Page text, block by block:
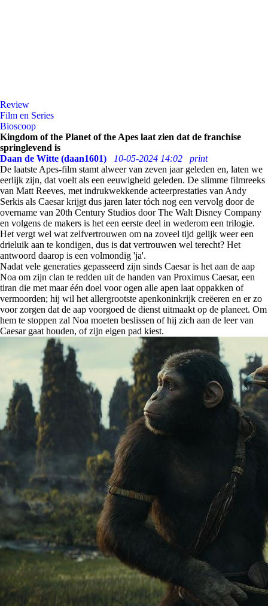
Review
Film en Series
Bioscoop
Kingdom of the Planet of the Apes laat zien dat de franchise
springlevend is
Daan de Witte (daan1601)
10-05-2024 14:02
print
De laatste Apes-film stamt alweer van zeven jaar geleden en, laten we
eerlijk zijn, dat voelt als een eeuwigheid geleden. De slimme filmreeks
van Matt Reeves, met indrukwekkende acteerprestaties van Andy
Serkis als Caesar krijgt dus jaren later tóch nog een vervolg door de
overname van 20th Century Studios door The Walt Disney Company
en volgens de makers is het een eerste deel in wederom een trilogie.
Het vergt wel wat zelfvertrouwen om na zoveel tijd gelijk weer een
drieluik aan te kondigen, dus is dat vertrouwen wel terecht? Het
antwoord daarop is een volmondig 'ja'.
Nadat vele generaties gepasseerd zijn sinds Caesar is het aan de aap
Noa om zijn clan te redden uit de handen van Proximus Caesar, een
tiran die met maar één doel voor ogen alle apen laat oppakken of
vermoorden; hij wil het allergrootste apenkoninkrijk creëeren en er zo
voor zorgen dat de aap voorgoed de dienst uitmaakt op de planeet. Om
hem te stoppen zal Noa moeten beslissen of hij zich aan de leer van
Caesar gaat houden, of zijn eigen pad kiest.